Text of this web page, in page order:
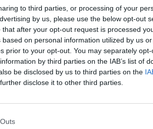
to third parties, or processing of your
by us, please use the below opt-out
after your opt-out request is processed
on personal information utilized by us
prior to your opt-out. You may separately
by third parties on the IAB’s list of
be disclosed by us to third parties on the
disclose it to other third parties.